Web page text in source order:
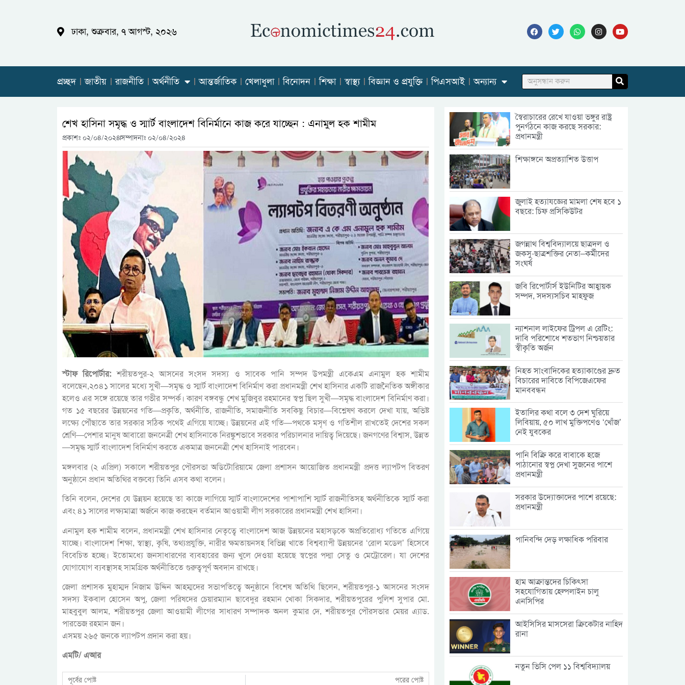
ঢাকা, শুক্রবার, ৭ আগস্ট, ২০২৬
প্রচ্ছদ জাতীয় রাজনীতি অর্থনীতি আন্তর্জাতিক খেলাধুলা বিনোদন শিক্ষা স্বাস্থ্য বিজ্ঞান ও প্রযুক্তি পিএসআই অন্যান্য
শেখ হাসিনা সমৃদ্ধ ও স্মার্ট বাংলাদেশ বিনির্মানে কাজ করে যাচ্ছেন : এনামুল হক শামীম
প্রকাশঃ ০২/০৪/২০২৪সম্পাদনাঃ ০২/০৪/২০২৪
স্টাফ রিপোর্টার: শরীয়তপুর-২ আসনের সংসদ সদস্য ও সাবেক পানি সম্পদ উপমন্ত্রী একেএম এনামুল হক শামীম
বলেছেন,২০৪১ সালের মধ্যে সুখী—সমৃদ্ধ ও স্মার্ট বাংলাদেশ বিনির্মাণ করা প্রধানমন্ত্রী শেখ হাসিনার একটি রাজনৈতিক অঙ্গীকার
হলেও এর সঙ্গে রয়েছে তার গভীর সম্পর্ক। কারণ বঙ্গবন্ধু শেখ মুজিবুর রহমানের স্বপ্ন ছিল সুখী—সমৃদ্ধ বাংলাদেশ বিনির্মাণ করা।
গত ১৫ বছরের উন্নয়নের গতি—প্রকৃতি, অর্থনীতি, রাজনীতি, সমাজনীতি সবকিছু বিচার—বিশ্লেষণ করলে দেখা যায়, অভিষ্ট
লক্ষ্যে পৌঁছাতে তার সরকার সঠিক পথেই এগিয়ে যাচ্ছে। উন্নয়নের এই গতি—পথকে মসৃণ ও গতিশীল রাখতেই দেশের সকল
শ্রেণি—পেশার মানুষ আবারো জননেত্রী শেখ হাসিনাকে নিরঙ্কুশভাবে সরকার পরিচালনার দায়িত্ব দিয়েছে। জনগণের বিশ্বাস, উন্নত
—সমৃদ্ধ স্মার্ট বাংলাদেশ বিনির্মাণ করতে একমাত্র জননেত্রী শেখ হাসিনাই পারবেন।
মঙ্গলবার (২ এপ্রিল) সকালে শরীয়তপুর পৌরসভা অডিটোরিয়ামে জেলা প্রশাসন আয়োজিত প্রধানমন্ত্রী প্রদত্ত ল্যাপটপ বিতরণ
অনুষ্ঠানে প্রধান অতিথির বক্তব্যে তিনি এসব কথা বলেন।
তিনি বলেন, দেশের যে উন্নয়ন হয়েছে তা কাজে লাগিয়ে স্মার্ট বাংলাদেশের পাশাপাশি স্মার্ট রাজনীতিসহ অর্থনীতিকে স্মার্ট করা
এবং ৪১ সালের লক্ষ্যমাত্রা অর্জনে কাজ করছেন বর্তমান আওয়ামী লীগ সরকারের প্রধানমন্ত্রী শেখ হাসিনা।
এনামুল হক শামীম বলেন, প্রধানমন্ত্রী শেখ হাসিনার নেতৃত্বে বাংলাদেশ আজ উন্নয়নের মহাসড়কে অপ্রতিরোধ্য গতিতে এগিয়ে
যাচ্ছে। বাংলাদেশ শিক্ষা, স্বাস্থ্য, কৃষি, তথ্যপ্রযুক্তি, নারীর ক্ষমতায়নসহ বিভিন্ন খাতে বিশ্বব্যাপী উন্নয়নের ‘রোল মডেল’ হিসেবে
বিবেচিত হচ্ছে। ইতোমধ্যে জনসাধারণের ব্যবহারের জন্য খুলে দেওয়া হয়েছে স্বপ্নের পদ্মা সেতু ও মেট্রোরেল। যা দেশের
যোগাযোগ ব্যবস্থাসহ সামগ্রিক অর্থনীতিতে গুরুত্বপূর্ণ অবদান রাখছে।
জেলা প্রশাসক মুহাম্মদ নিজাম উদ্দিন আহম্মদের সভাপতিত্বে অনুষ্ঠানে বিশেষ অতিথি ছিলেন, শরীয়তপুর-১ আসনের সংসদ
সদস্য ইকবাল হোসেন অপু, জেলা পরিষদের চেয়ারম্যান ছাবেদুর রহমান খোকা সিকদার, শরীয়তপুরের পুলিশ সুপার মো.
মাহবুবুল আলম, শরীয়তপুর জেলা আওয়ামী লীগের সাধারণ সম্পাদক অনল কুমার দে, শরীয়তপুর পৌরসভার মেয়র এ্যাড.
পারভেজ রহমান জন।
এসময় ২৬৫ জনকে ল্যাপটপ প্রদান করা হয়।
এমটি/ এআর
পূর্বের পোষ্ট পরের পোষ্ট
স্বৈরাচারের রেখে যাওয়া ভঙ্গুর রাষ্ট্র
পুনর্গঠনে কাজ করছে সরকার:
প্রধানমন্ত্রী
শিক্ষাঙ্গনে অপ্রত্যাশিত উত্তাপ
জুলাই হত্যাযজ্ঞের মামলা শেষ হবে ১
বছরে: চিফ প্রসিকিউটর
জগন্নাথ বিশ্ববিদ্যালয়ে ছাত্রদল ও
জকসু-ছাত্রশক্তির নেতা–কর্মীদের
সংঘর্ষ
জবি রিপোর্টার্স ইউনিটির আহ্বায়ক
সম্পদ, সদস্যসচিব মাহফুজ
ন্যাশনাল লাইফের ট্রিপল এ রেটিং:
দাবি পরিশোধে শতভাগ নিশ্চয়তার
স্বীকৃতি অর্জন
নিহত সাংবাদিকের হত্যাকাণ্ডের দ্রুত
বিচারের দাবিতে বিপিজেএফের
মানববন্ধন
ইতালির কথা বলে ৩ দেশ ঘুরিয়ে
লিবিয়ায়, ৫০ লাখ মুক্তিপণেও ‘খোঁজ’
নেই যুবকের
পানি বিক্রি করে বাবাকে হজে
পাঠানোর স্বপ্ন দেখা সুজনের পাশে
প্রধানমন্ত্রী
সরকার উদ্যোক্তাদের পাশে রয়েছে:
প্রধানমন্ত্রী
পানিবন্দি দেড় লক্ষাধিক পরিবার
হাম আক্রান্তদের চিকিৎসা
সহযোগিতায় হেল্পলাইন চালু
এনসিপির
আইসিসির মাসসেরা ক্রিকেটার নাহিদ
রানা
নতুন ভিসি পেল ১১ বিশ্ববিদ্যালয়